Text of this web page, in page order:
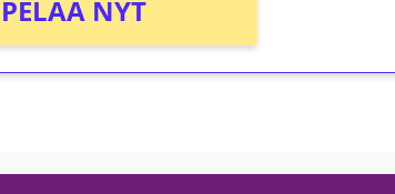
PELAA NYT